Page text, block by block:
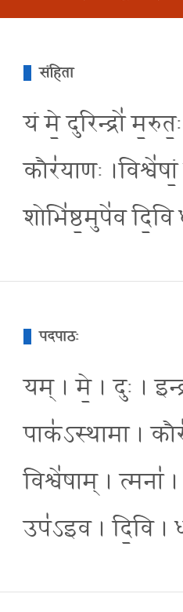
संहिता
यं मे॒ दुरिन्द्रो॑
कौर॑याणः
शोभि॑ष्ठ॒मुपे॑व
पदपाठः
यम् । मे॒ । दुः ।
पाक॑ऽस्थामा ।
विश्वे॑षाम् । त्मना॑
उप॑ऽइव । दि॒वि ।